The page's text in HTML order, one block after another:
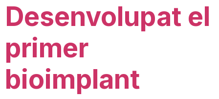
Desenvolupat el
primer
bioimplant